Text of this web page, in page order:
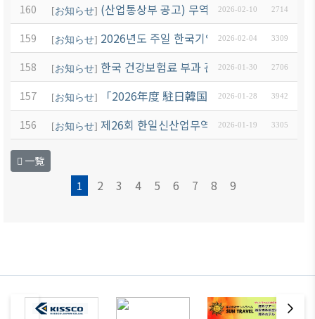
160 [お知らせ] (산업통상부 공고) 무역장벽 조사 공고
2026-02-10 2714
159 [お知らせ] 2026년도 주일 한국기업 경영환경 및 비즈니
2026-02-04 3309
158 [お知らせ] 한국 건강보험료 부과 관련 안내
2026-01-30 2706
157 [お知らせ] 「2026年度 駐日韓国企業 名簿」發刊 관
2026-01-28 3942
156 [お知らせ] 제26회 한일신산업무역회의 개최 안내(신청
2026-01-19 3305
一覧
1 2 3 4 5 6 7 8 9